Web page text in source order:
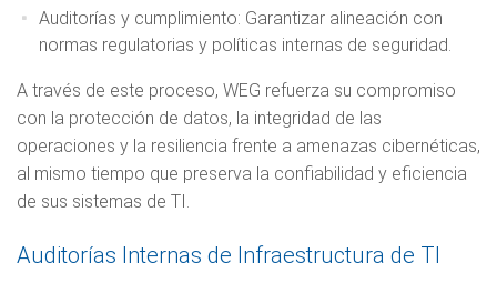
Auditorías y cumplimiento: Garantizar alineación con
normas regulatorias y políticas internas de seguridad.
A través de este proceso, WEG refuerza su compromiso
con la protección de datos, la integridad de las
operaciones y la resiliencia frente a amenazas cibernéticas,
al mismo tiempo que preserva la confiabilidad y eficiencia
de sus sistemas de TI.
Auditorías Internas de Infraestructura de TI